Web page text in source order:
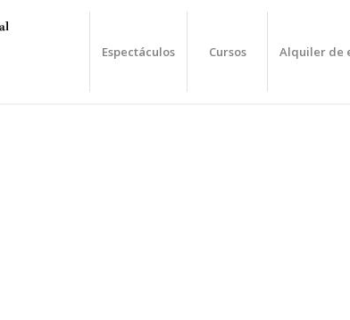
Espectáculos Cursos Alquiler de